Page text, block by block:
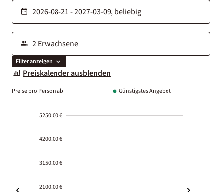
Filter anzeigen
Preiskalender ausblenden
Preise pro Person ab Günstigstes Angebot
5250.00 €
4200.00 €
3150.00 €
2100.00 €